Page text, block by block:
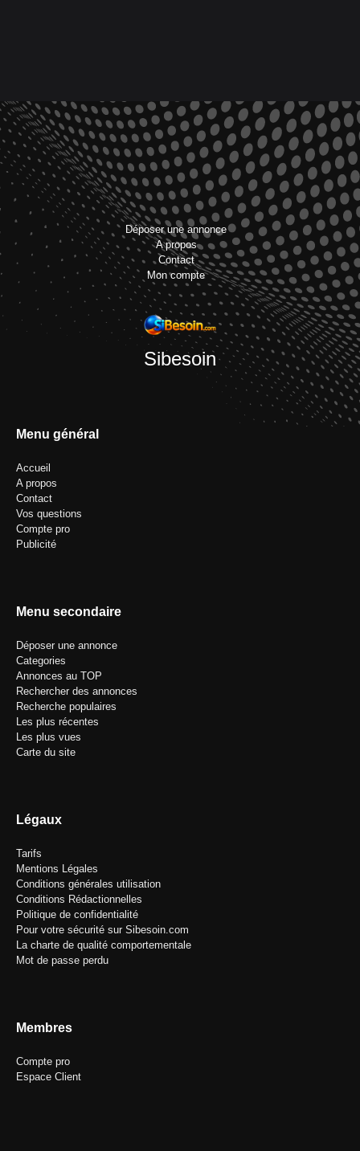
Déposer une annonce
A propos
Contact
Mon compte
Sibesoin
Menu général
Accueil
A propos
Contact
Vos questions
Compte pro
Publicité
Menu secondaire
Déposer une annonce
Categories
Annonces au TOP
Rechercher des annonces
Recherche populaires
Les plus récentes
Les plus vues
Carte du site
Légaux
Tarifs
Mentions Légales
Conditions générales utilisation
Conditions Rédactionnelles
Politique de confidentialité
Pour votre sécurité sur Sibesoin.com
La charte de qualité comportementale
Mot de passe perdu
Membres
Compte pro
Espace Client